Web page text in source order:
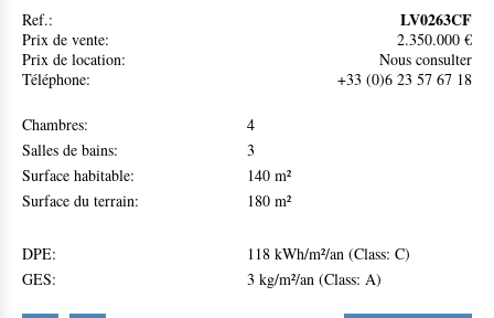
Possibilité d’acquérir, en supplément, deux grands garages en sous-
sol.
Ref.: LV0263CF
Prix de vente:
2.350.000 €
Prix de location:
Nous consulter
Téléphone:
+33 (0)6 23 57 67 18
Chambres:
4
Salles de bains:
3
Surface habitable:
140 m²
Surface du terrain:
180 m²
DPE:
118 kWh/m²/an (Class: C)
GES:
3 kg/m²/an (Class: A)